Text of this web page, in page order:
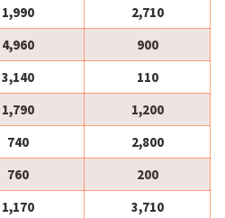
1,990
2,710
4,960
900
3,140
110
1,790
1,200
740
2,800
760
200
1,170
3,710